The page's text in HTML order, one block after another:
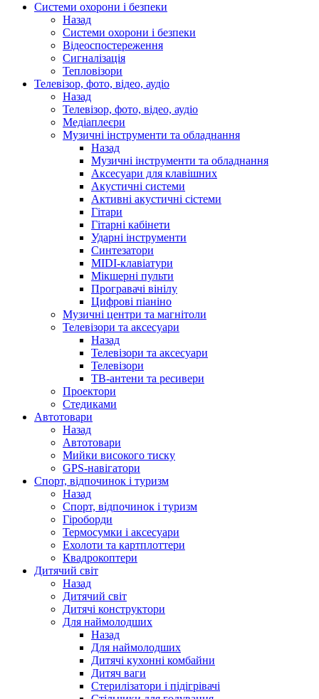
Системи охорони і безпеки
Назад
Системи охорони і безпеки
Відеоспостереження
Сигналізація
Тепловізори
Телевізор, фото, відео, аудіо
Назад
Телевізор, фото, відео, аудіо
Медіаплеєри
Музичні інструменти та обладнання
Назад
Музичні інструменти та обладнання
Аксесуари для клавішних
Акустичні системи
Активні акустичні сістеми
Гітари
Гітарні кабінети
Ударні інструменти
Синтезатори
MIDI-клавіатури
Мікшерні пульти
Програвачі вінілу
Цифрові піаніно
Музичні центри та магнітоли
Телевізори та аксесуари
Назад
Телевізори та аксесуари
Телевізори
ТВ-антени та ресивери
Проектори
Стедиками
Автотовари
Назад
Автотовари
Мийки високого тиску
GPS-навігатори
Спорт, відпочинок і туризм
Назад
Спорт, відпочинок і туризм
Гіроборди
Термосумки і аксесуари
Ехолоти та картплоттери
Квадрокоптери
Дитячий світ
Назад
Дитячий світ
Дитячі конструктори
Для наймолодших
Назад
Для наймолодших
Дитячі кухонні комбайни
Дитяч ваги
Стерилізатори і підігрівачі